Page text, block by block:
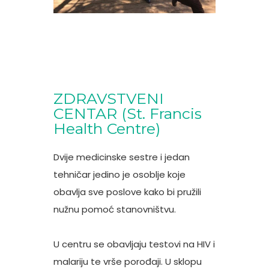
ZDRAVSTVENI
CENTAR (St. Francis
Health Centre)
Dvije medicinske sestre i jedan
tehničar jedino je osoblje koje
obavlja sve poslove kako bi pružili
nužnu pomoć stanovništvu.
U centru se obavljaju testovi na HIV i
malariju te vrše porođaji. U sklopu